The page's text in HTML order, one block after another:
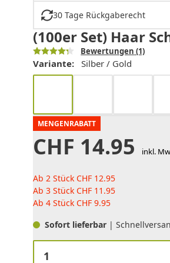
30 Tage Rückgaberecht
(100er Set) Haar
Bewertungen (1)
Variante: Silber / Gold
MENGENRABATT
CHF 14.95 inkl.
Ab 2 Stück CHF 12.95
Ab 3 Stück CHF 11.95
Ab 4 Stück CHF 9.95
Sofort lieferbar |